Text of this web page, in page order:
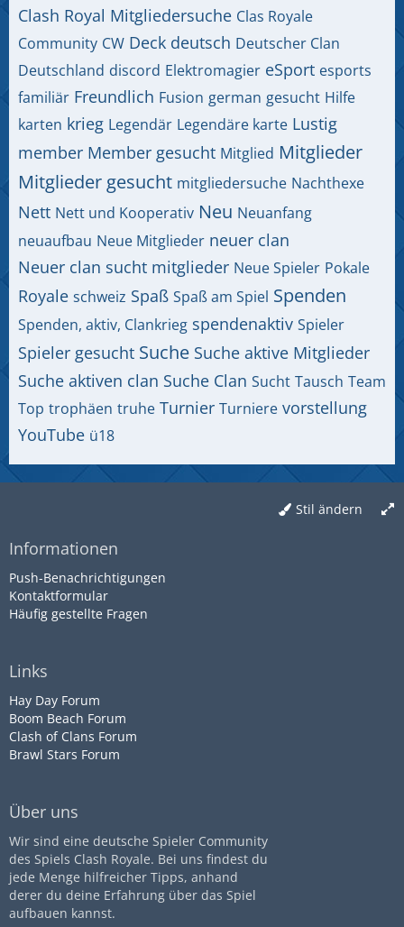
Clash Royal Mitgliedersuche Clas Royale
Community CW Deck deutsch Deutscher Clan
Deutschland discord Elektromagier eSport esports
familiär Freundlich Fusion german gesucht Hilfe
karten krieg Legendär Legendäre karte Lustig
member Member gesucht Mitglied Mitglieder
Mitglieder gesucht mitgliedersuche Nachthexe
Nett Nett und Kooperativ Neu Neuanfang
neuaufbau Neue Mitglieder neuer clan
Neuer clan sucht mitglieder Neue Spieler Pokale
Royale schweiz Spaß Spaß am Spiel Spenden
Spenden, aktiv, Clankrieg spendenaktiv Spieler
Spieler gesucht Suche Suche aktive Mitglieder
Suche aktiven clan Suche Clan Sucht Tausch Team
Top trophäen truhe Turnier Turniere vorstellung
YouTube ü18
Stil ändern
Informationen
Push-Benachrichtigungen
Kontaktformular
Häufig gestellte Fragen
Links
Hay Day Forum
Boom Beach Forum
Clash of Clans Forum
Brawl Stars Forum
Über uns
Wir sind eine deutsche Spieler Community
des Spiels Clash Royale. Bei uns findest du
jede Menge hilfreicher Tipps, anhand
derer du deine Erfahrung über das Spiel
aufbauen kannst.